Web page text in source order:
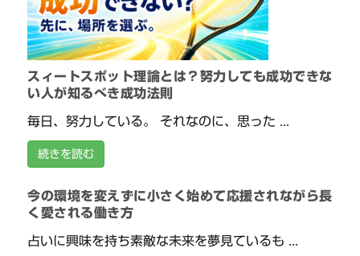
スィートスポット理論とは？努力しても成功できな
い人が知るべき成功法則
毎日、努力している。 それなのに、思った ...
続きを読む
今の環境を変えずに小さく始めて応援されながら長
く愛される働き方
占いに興味を持ち素敵な未来を夢見ているも ...